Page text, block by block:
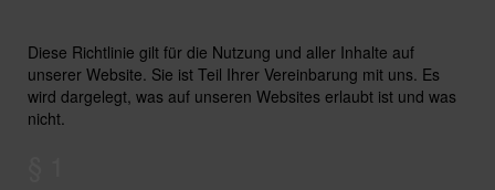
Diese Richtlinie gilt für die Nutzung und aller Inhalte auf
unserer Website. Sie ist Teil Ihrer Vereinbarung mit uns. Es
wird dargelegt, was auf unseren Websites erlaubt ist und was
nicht.